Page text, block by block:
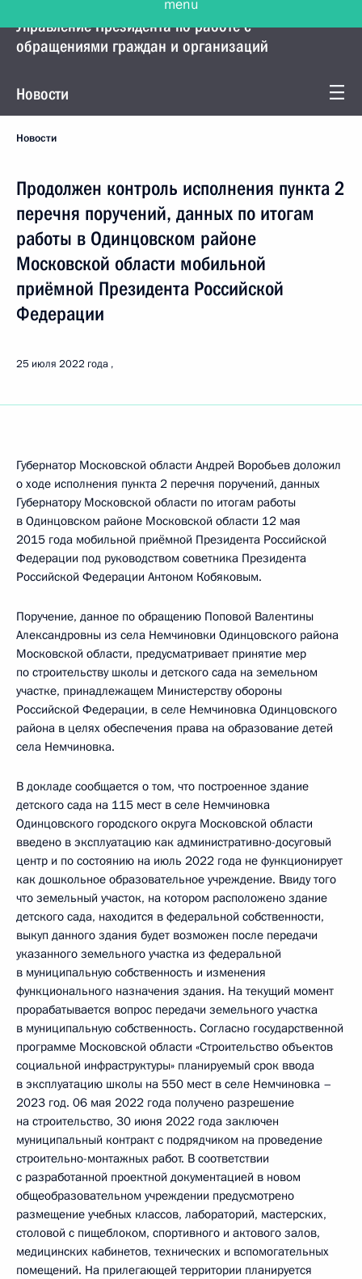
Управление Президента по работе с
обращениями граждан и организаций
Новости
Новости
Продолжен контроль исполнения пункта 2
перечня поручений, данных по итогам
работы в Одинцовском районе
Московской области мобильной
приёмной Президента Российской
Федерации
25 июля 2022 года
Губернатор Московской области Андрей Воробьев доложил
о ходе исполнения пункта 2 перечня поручений, данных
Губернатору Московской области по итогам работы
в Одинцовском районе Московской области 12 мая
2015 года мобильной приёмной Президента Российской
Федерации под руководством советника Президента
Российской Федерации Антоном Кобяковым.
Поручение, данное по обращению Поповой Валентины
Александровны из села Немчиновки Одинцовского района
Московской области, предусматривает принятие мер
по строительству школы и детского сада на земельном
участке, принадлежащем Министерству обороны
Российской Федерации, в селе Немчиновка Одинцовского
района в целях обеспечения права на образование детей
села Немчиновка.
В докладе сообщается о том, что построенное здание
детского сада на 115 мест в селе Немчиновка
Одинцовского городского округа Московской области
введено в эксплуатацию как административно-досуговый
центр и по состоянию на июль 2022 года не функционирует
как дошкольное образовательное учреждение. Ввиду того
что земельный участок, на котором расположено здание
детского сада, находится в федеральной собственности,
выкуп данного здания будет возможен после передачи
указанного земельного участка из федеральной
в муниципальную собственность и изменения
функционального назначения здания. На текущий момент
прорабатывается вопрос передачи земельного участка
в муниципальную собственность. Согласно государственной
программе Московской области «Строительство объектов
социальной инфраструктуры» планируемый срок ввода
в эксплуатацию школы на 550 мест в селе Немчиновка –
2023 год. 06 мая 2022 года получено разрешение
на строительство, 30 июня 2022 года заключен
муниципальный контракт с подрядчиком на проведение
строительно-монтажных работ. В соответствии
с разработанной проектной документацией в новом
общеобразовательном учреждении предусмотрено
размещение учебных классов, лабораторий, мастерских,
столовой с пищеблоком, спортивного и актового залов,
медицинских кабинетов, технических и вспомогательных
помещений. На прилегающей территории планируется